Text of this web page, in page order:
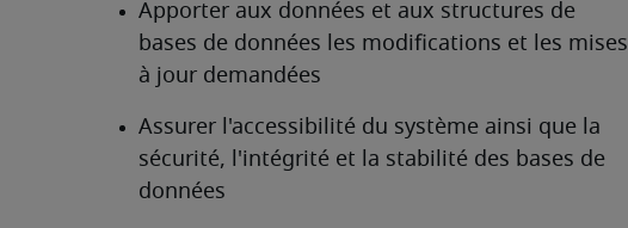
Apporter aux données et aux structures de
bases de données les modifications et les mises
à jour demandées
Assurer l'accessibilité du système ainsi que la
sécurité, l'intégrité et la stabilité des bases de
données